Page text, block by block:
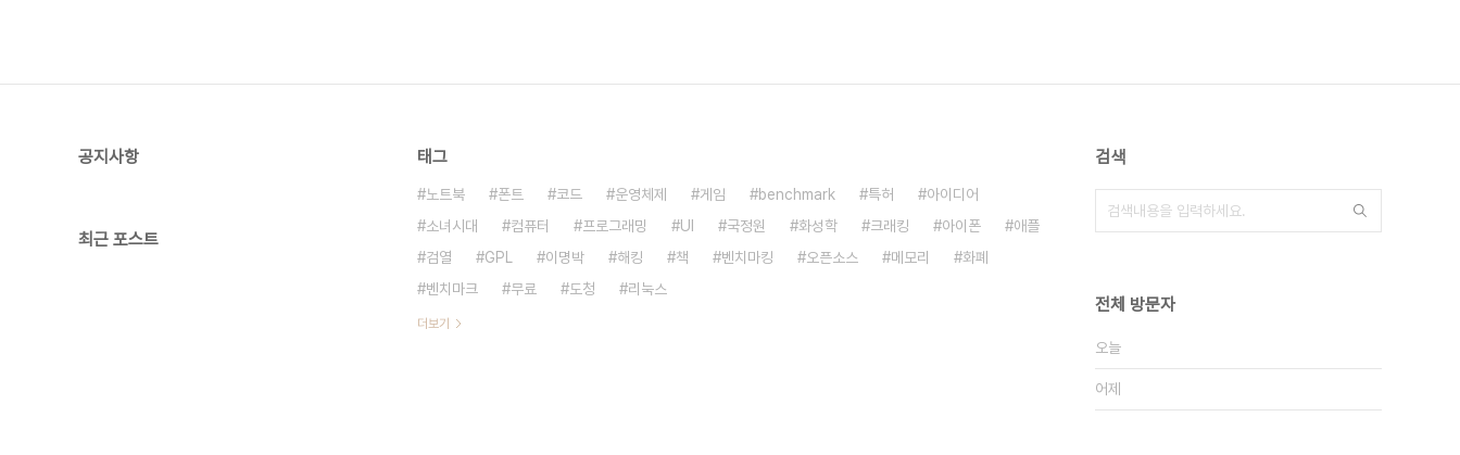
공지사항
최근 포스트
태그
노트북 폰트 코드 운영체제 게임 benchmark 특허
아이디어
소녀시대
컴퓨터 프로그래밍 UI 국정원 화성학 크래킹 아이폰
애플
검열
GPL 이명박 해킹 책 벤치마킹 오픈소스 메모리
화폐
벤치마크
무료 도청 리눅스
더보기
검색
전체 방문자
오늘
어제